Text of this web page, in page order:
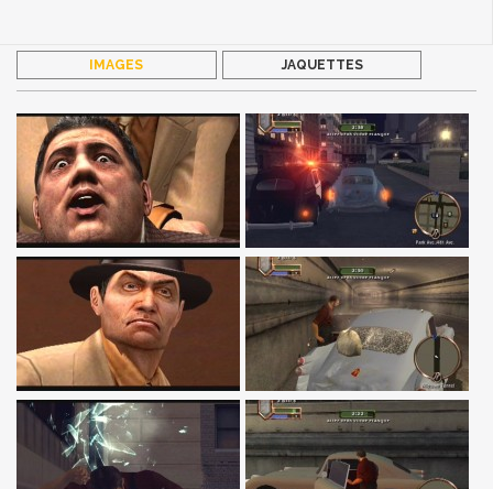
IMAGES JAQUETTES